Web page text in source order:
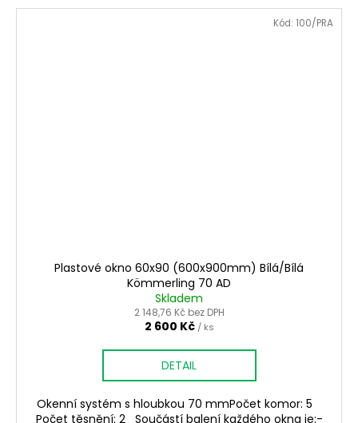
Plastové okno 60x90 (600x900mm) Bílá/Bílá
Kömmerling 70 AD
Skladem
2 148,76 Kč bez DPH
2 600 Kč / ks
DETAIL
Okenní systém s hloubkou 70 mmPočet komor: 5
Počet těsnění: 2 Součástí balení každého okna je:-
Kód: 100/PRA